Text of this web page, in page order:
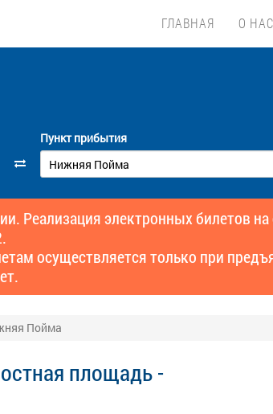
ГЛАВНАЯ О НАС
Пункт прибытия
Реализация электронных билетов
осуществляется только при
Пойма
площадь -